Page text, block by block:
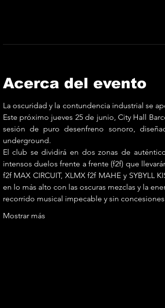
Acerca del evento
La oscuridad y la contundencia industrial se
Este próximo jueves 25 de junio, City Hall
sesión de puro desenfreno sonoro,
underground.
El club se dividirá en dos zonas de
intensos duelos frente a frente (f2f) que
f2f MAX CIRCUIT, XLMX f2f MAHE y SYBYLL
en lo más alto con las oscuras mezclas y la
recorrido musical impecable y sin
Mostrar más